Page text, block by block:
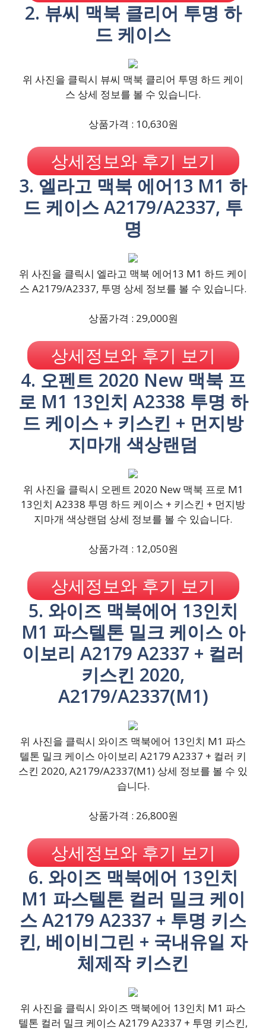
2. 뷰씨 맥북 클리어 투명 하
드 케이스
위 사진을 클릭시 뷰씨 맥북 클리어 투명 하드 케이
스 상세 정보를 볼 수 있습니다.
상품가격 : 10,630원
상세정보와 후기 보기
3. 엘라고 맥북 에어13 M1 하
드 케이스 A2179/A2337, 투
명
위 사진을 클릭시 엘라고 맥북 에어13 M1 하드 케이
스 A2179/A2337, 투명 상세 정보를 볼 수 있습니다.
상품가격 : 29,000원
상세정보와 후기 보기
4. 오펜트 2020 New 맥북 프
로 M1 13인치 A2338 투명 하
드 케이스 + 키스킨 + 먼지방
지마개 색상랜덤
위 사진을 클릭시 오펜트 2020 New 맥북 프로 M1
13인치 A2338 투명 하드 케이스 + 키스킨 + 먼지방
지마개 색상랜덤 상세 정보를 볼 수 있습니다.
상품가격 : 12,050원
상세정보와 후기 보기
5. 와이즈 맥북에어 13인치
M1 파스텔톤 밀크 케이스 아
이보리 A2179 A2337 + 컬러
키스킨 2020,
A2179/A2337(M1)
위 사진을 클릭시 와이즈 맥북에어 13인치 M1 파스
텔톤 밀크 케이스 아이보리 A2179 A2337 + 컬러 키
스킨 2020, A2179/A2337(M1) 상세 정보를 볼 수 있
습니다.
상품가격 : 26,800원
상세정보와 후기 보기
6. 와이즈 맥북에어 13인치
M1 파스텔톤 컬러 밀크 케이
스 A2179 A2337 + 투명 키스
킨, 베이비그린 + 국내유일 자
체제작 키스킨
위 사진을 클릭시 와이즈 맥북에어 13인치 M1 파스
텔톤 컬러 밀크 케이스 A2179 A2337 + 투명 키스킨,